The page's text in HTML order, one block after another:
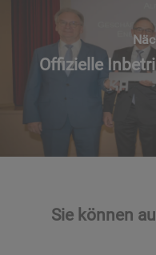
Offizielle
Sie können